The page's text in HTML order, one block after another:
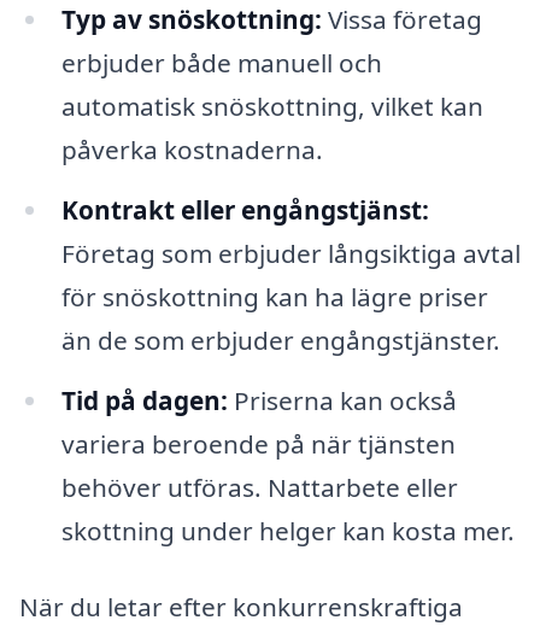
Typ av snöskottning: Vissa företag
erbjuder både manuell och
automatisk snöskottning, vilket kan
påverka kostnaderna.
Kontrakt eller engångstjänst:
Företag som erbjuder långsiktiga avtal
för snöskottning kan ha lägre priser
än de som erbjuder engångstjänster.
Tid på dagen: Priserna kan också
variera beroende på när tjänsten
behöver utföras. Nattarbete eller
skottning under helger kan kosta mer.
När du letar efter konkurrenskraftiga